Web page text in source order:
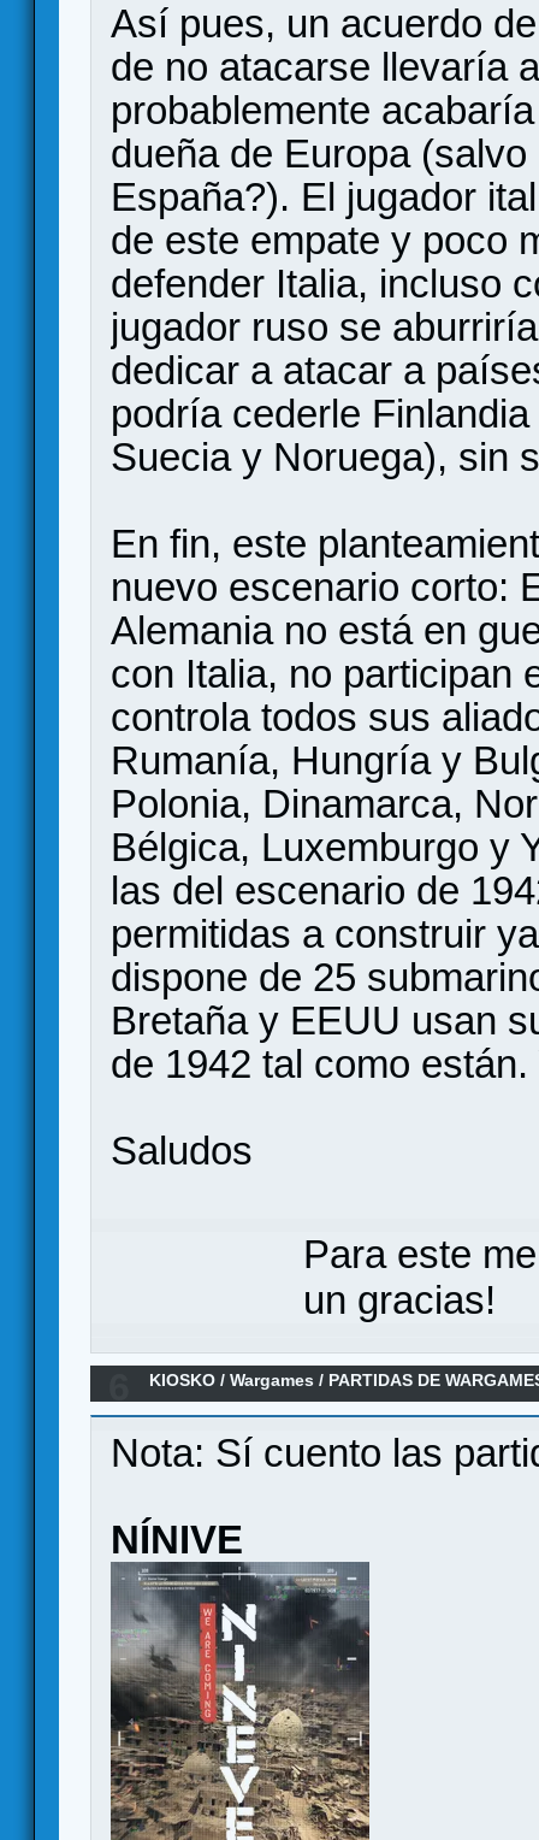
Así pues, un acuerdo
de no atacarse llevaría
probablemente
dueña de Europa
España?). El jugador
de este empate y poco
defender Italia, incluso
jugador ruso se
dedicar a atacar a
podría cederle
Suecia y Noruega), sin
En fin, este
nuevo escenario corto:
Alemania no está en
con Italia, no participan
controla todos sus
Rumanía, Hungría y
Polonia, Dinamarca,
Bélgica, Luxemburgo y
las del escenario de
permitidas a construir
dispone de 25
Bretaña y EEUU usan
de 1942 tal como
Saludos
Para este
un gracias!
KIOSKO /Wargames / PARTIDAS DE
Nota: Sí cuento las
NÍNIVE